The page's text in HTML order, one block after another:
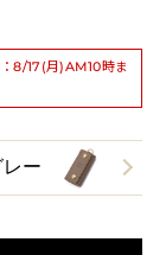
8/17(月)AM10時ま
レー